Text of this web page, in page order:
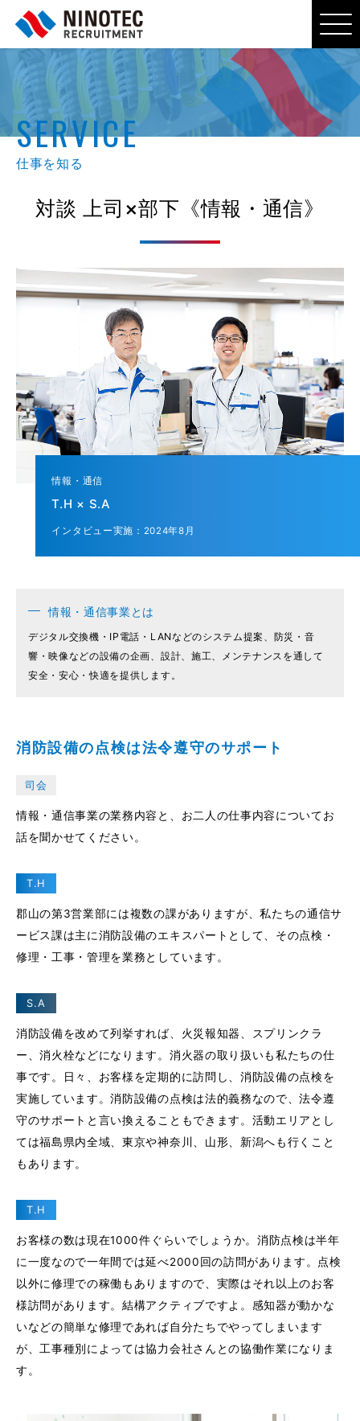
SERVICE
仕事を知る
対談 上司×部下《情報・通信》
情報・通信
T.H × S.A
インタビュー実施：2024年8月
情報・通信事業とは
デジタル交換機・IP電話・LANなどのシステム提案、防災・音
響・映像などの設備の企画、設計、施工、メンテナンスを通して
安全・安心・快適を提供します。
消防設備の点検は法令遵守のサポート
司会
情報・通信事業の業務内容と、お二人の仕事内容についてお
話を聞かせてください。
T.H
郡山の第3営業部には複数の課がありますが、私たちの通信サ
ービス課は主に消防設備のエキスパートとして、その点検・
修理・工事・管理を業務としています。
S.A
消防設備を改めて列挙すれば、火災報知器、スプリンクラ
ー、消火栓などになります。消火器の取り扱いも私たちの仕
事です。日々、お客様を定期的に訪問し、消防設備の点検を
実施しています。消防設備の点検は法的義務なので、法令遵
守のサポートと言い換えることもできます。活動エリアとし
ては福島県内全域、東京や神奈川、山形、新潟へも行くこと
もあります。
T.H
お客様の数は現在1000件ぐらいでしょうか。消防点検は半年
に一度なので一年間では延べ2000回の訪問があります。点検
以外に修理での稼働もありますので、実際はそれ以上のお客
様訪問があります。結構アクティブですよ。感知器が動かな
いなどの簡単な修理であれば自分たちでやってしまいます
が、工事種別によっては協力会社さんとの協働作業になりま
す。